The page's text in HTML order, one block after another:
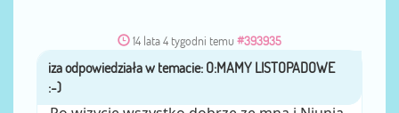
14 lata 4 tygodni temu #393935
przez iza